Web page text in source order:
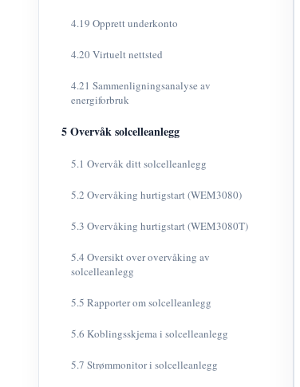
4.19 Opprett underkonto
4.20 Virtuelt nettsted
4.21 Sammenligningsanalyse av
energiforbruk
5 Overvåk solcelleanlegg
5.1 Overvåk ditt solcelleanlegg
5.2 Overvåking hurtigstart (WEM3080)
5.3 Overvåking hurtigstart (WEM3080T)
5.4 Oversikt over overvåking av
solcelleanlegg
5.5 Rapporter om solcelleanlegg
5.6 Koblingsskjema i solcelleanlegg
5.7 Strømmonitor i solcelleanlegg